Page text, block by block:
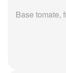
Base tomate,